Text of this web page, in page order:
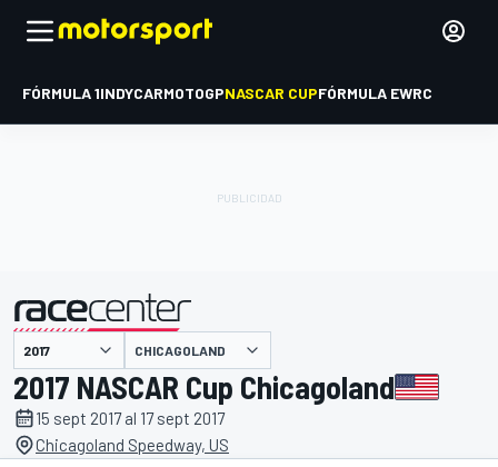
FÓRMULA 1INDYCARMOTOGPNASCAR CUPFÓRMULA EWRC
presentado por CHICAGOLAND
2017 NASCAR Cup Chicagoland
15 sept 2017 al 17 sept 2017
Chicagoland Speedway, US